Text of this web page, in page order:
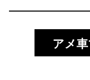
アメ